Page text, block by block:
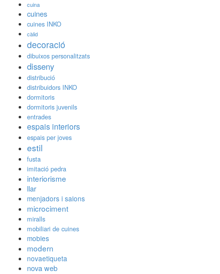
cuina
cuines
cuines INKO
càlid
decoració
dibuixos personalitzats
disseny
distribució
distribuidors INKO
dormitoris
dormitoris juvenils
entrades
espais interiors
espais per joves
estil
fusta
imitació pedra
interiorisme
llar
menjadors i salons
microciment
miralls
mobiliari de cuines
mobles
modern
novaetiqueta
nova web